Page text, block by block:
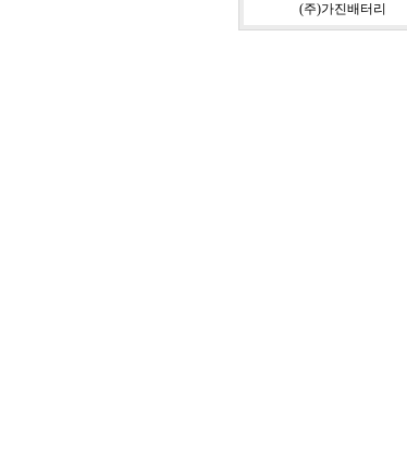
(주)가진배터리